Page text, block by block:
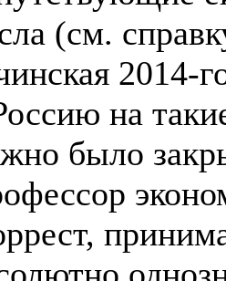
(см.
2014-
на
было